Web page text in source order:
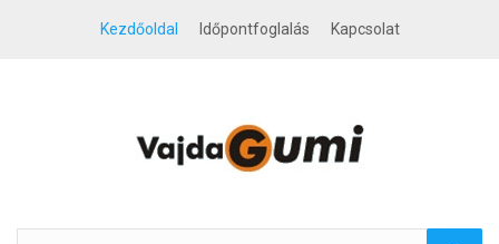
Kezdőoldal Időpontfoglalás Kapcsolat